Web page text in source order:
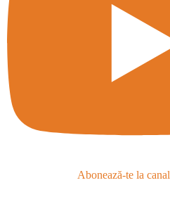
Abonează-te la